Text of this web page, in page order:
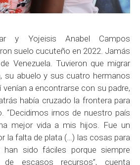
y Yojeisis Anabel Campos
suelo cucuteño en 2022. Jamás
Venezuela. Tuvieron que migrar
su abuelo y sus cuatro hermanos
venían a encontrarse con su padre,
había cruzado la frontera para
“Decidimos irnos de nuestro país
mejor vida a mis hijos. Fue un
la falta de plata (…) las cosas para
sido fáciles porque siempre
escasos recursos”, cuenta